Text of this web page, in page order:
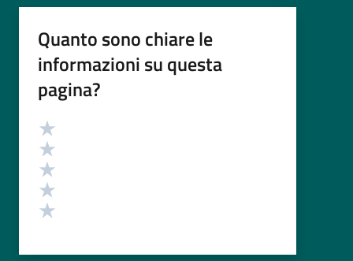
Quanto sono chiare le
informazioni su questa
pagina?
Valutazione